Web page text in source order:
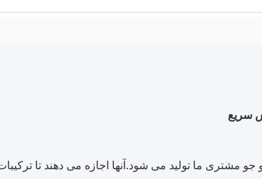
مشتری ما تولید می شود.آنها اجازه می دهند تا